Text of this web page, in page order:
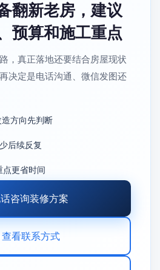
翻新老房，建议
预算和施工重点
，真正落地还要结合房屋现状
决定是电话沟通、微信发图还
方向先判断
后续反复
点更省时间
咨询装修方案
查看联系方式